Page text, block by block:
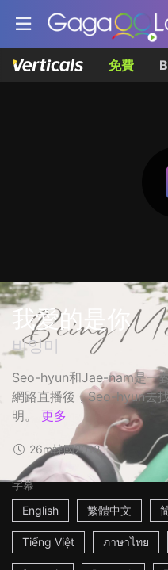
免費
我愛的是你
비잉미
Seo-hyun和Jae-nam是一
網路直播後，Seo-hyun去
明。
更多
26m韓國2018
字幕
English
繁體中文
Tiếng Việt ภาษาไทย